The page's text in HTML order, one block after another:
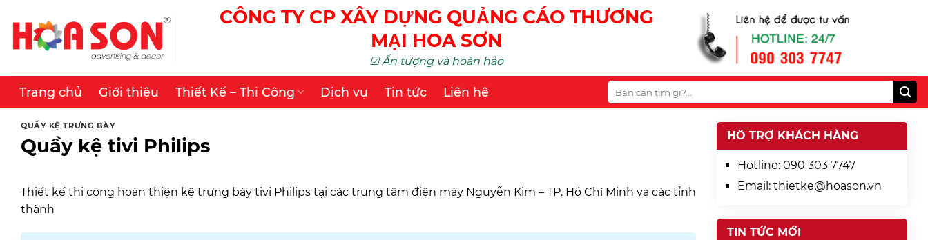
content
CÔNG TY CP XÂY DỰNG QUẢNG CÁO THƯƠNG
MẠI HOA SƠN
☑ Ấn tượng và hoàn hảo
Trang chủ Giới thiệu Thiết Kế – Thi Công Dịch vụ Tin tức Liên hệ
QUẦY KỆ TRƯNG BÀY
Quầy kệ tivi Philips
Thiết kế thi công hoàn thiện kệ trưng bày tivi Philips tại các trung tâm điện máy Nguyễn Kim – TP. Hồ Chí Minh và các tỉnh
thành
HỖ TRỢ KHÁCH HÀNG
Hotline: 090 303 7747
Email: thietke@hoason.vn
TIN TỨC MỚI